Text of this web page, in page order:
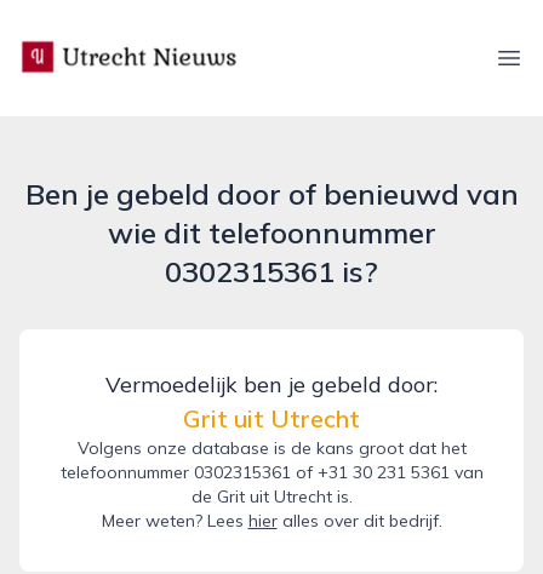
utrecht-nieuws.nl
Ben je gebeld door of benieuwd van
wie dit telefoonnummer
0302315361 is?
Vermoedelijk ben je gebeld door:
Grit uit Utrecht
Volgens onze database is de kans groot dat het
telefoonnummer 0302315361 of +31 30 231 5361 van
de Grit uit Utrecht is.
Meer weten? Lees hieralles over dit bedrijf.